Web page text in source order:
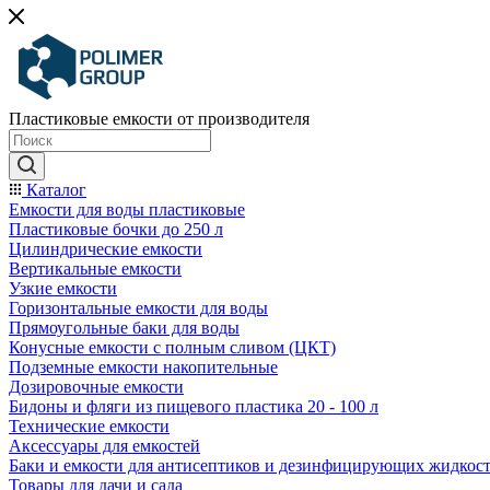
Пластиковые емкости от производителя
Каталог
Емкости для воды пластиковые
Пластиковые бочки до 250 л
Цилиндрические емкости
Вертикальные емкости
Узкие емкости
Горизонтальные емкости для воды
Прямоугольные баки для воды
Конусные емкости с полным сливом (ЦКТ)
Подземные емкости накопительные
Дозировочные емкости
Бидоны и фляги из пищевого пластика 20 - 100 л
Технические емкости
Аксессуары для емкостей
Баки и емкости для антисептиков и дезинфицирующих
Товары для дачи и сада